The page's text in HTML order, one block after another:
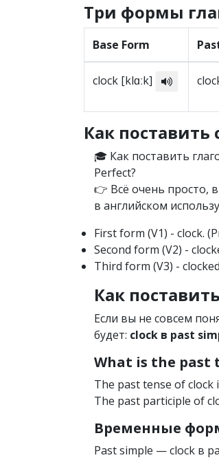
Три формы
Base Form
clock [klɑːk]
Как
🎓 Как поставить
Perfect?
👉 Всё очень просто,
в английском
First form (V1) - clock.
Second form (V2) -
Third form (V3) -
Как
Если вы не совсем
будет: clock в past
What is the past
The past tense of clock
The past participle of
Временные
Past simple — clock в